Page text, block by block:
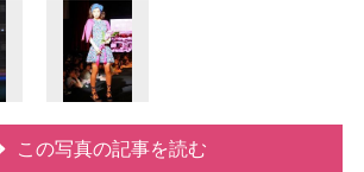
この写真の記事を読む